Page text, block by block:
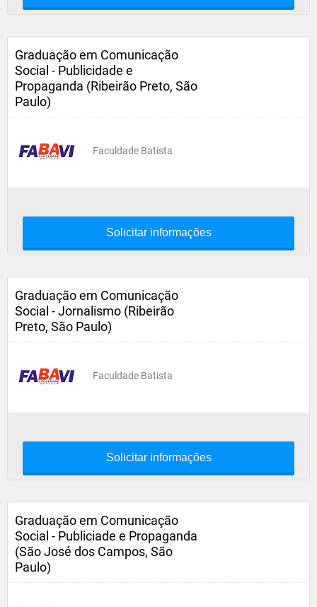
Graduação em Comunicação
Social - Publicidade e
Propaganda (Ribeirão Preto, São
Paulo)
Faculdade Batista
Solicitar informações
Graduação em Comunicação
Social - Jornalismo (Ribeirão
Preto, São Paulo)
Faculdade Batista
Solicitar informações
Graduação em Comunicação
Social - Publiciade e Propaganda
(São José dos Campos, São
Paulo)